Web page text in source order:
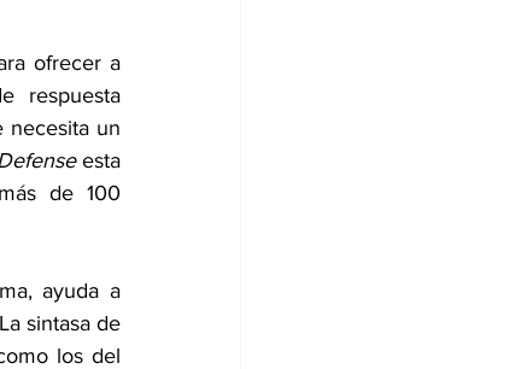
ofrecer a
respuesta
necesita un
esta
de 100
ayuda a
sintasa de
los del